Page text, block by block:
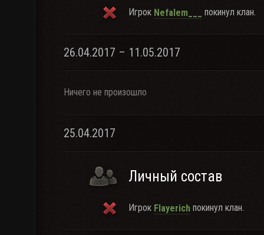
Игрок Nefalem___ покинул клан.
26.04.2017 – 11.05.2017
Ничего не произошло
25.04.2017
Личный состав
Игрок Flayerich покинул клан.